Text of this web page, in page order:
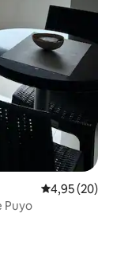
4,95 de uma
4,95 (20)
Puyo